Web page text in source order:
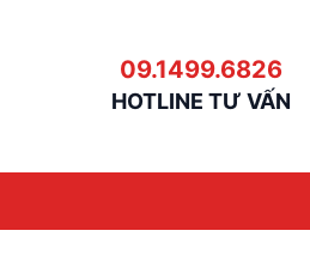
09.1499.6826
HOTLINE TƯ VẤN